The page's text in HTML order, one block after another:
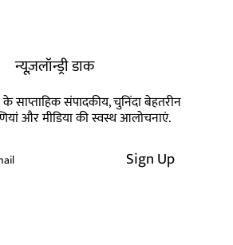
न्यूज़लॉन्ड्री डाक
के साप्ताहिक संपादकीय, चुनिंदा बेहतरीन
और मीडिया की स्वस्थ आलोचनाएं.
Sign Up